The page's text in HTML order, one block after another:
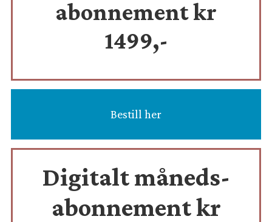
abonnement kr
1499,-
Bestill her
Digitalt måneds-
abonnement kr